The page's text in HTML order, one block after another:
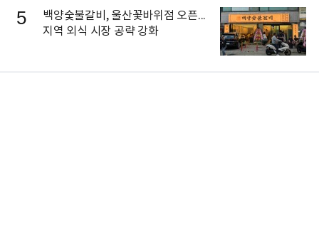
5
백양숯불갈비, 울산꽃바위점 오픈...
지역 외식 시장 공략 강화